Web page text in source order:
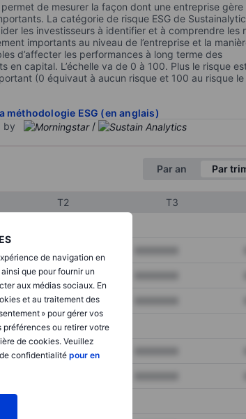
de navigation en
que pour fournir un
aux médias sociaux. En
et au traitement des
» pour gérer vos
préférences ou retirer votre
de cookies. Veuillez
confidentialité pour en
permet de mesurer la façon dont une entreprise gère
La catégorie de risque ESG de
les investisseurs à identifier et à comprendre les
importants au niveau de l’entreprise et la
d’affecter les performances à long terme des
en capital. L’échelle va de 0 à 100. Plus le risque
(0 équivaut à aucun risque et 100 au risque
méthodologie ESG (en anglais)
by
/
Par an Par
T2 T3
XXXXXXX
XXXXXXX
XXXXXXX